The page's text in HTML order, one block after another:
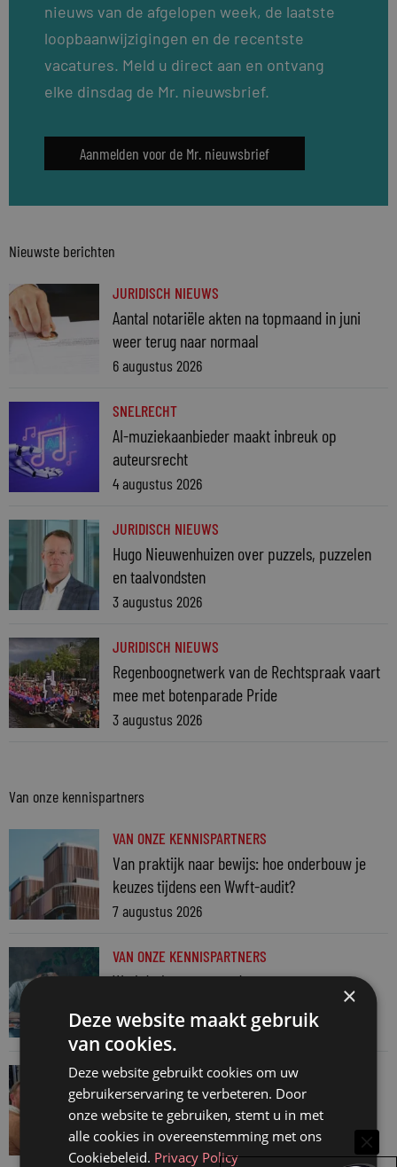
nieuws van de afgelopen week, de laatste
loopbaanwijzigingen en de recentste
vacatures. Meld u direct aan en ontvang
elke dinsdag de Mr. nieuwsbrief.
Aanmelden voor de Mr. nieuwsbrief
Nieuwste berichten
JURIDISCH NIEUWS
Aantal notariële akten na topmaand in juni
weer terug naar normaal
6 augustus 2026
SNELRECHT
AI-muziekaanbieder maakt inbreuk op
auteursrecht
4 augustus 2026
JURIDISCH NIEUWS
Hugo Nieuwenhuizen over puzzels, puzzelen
en taalvondsten
3 augustus 2026
JURIDISCH NIEUWS
Regenboognetwerk van de Rechtspraak vaart
mee met botenparade Pride
3 augustus 2026
Van onze kennispartners
VAN ONZE KENNISPARTNERS
Van praktijk naar bewijs: hoe onderbouw je
keuzes tijdens een Wwft-audit?
7 augustus 2026
VAN ONZE KENNISPARTNERS
Werkdruk zegt meer dan urennormen
VAN ONZE KENNISPARTNERS
Martin Woodward: waarom geen enkel
advocatenkantoor hetzelfde kan blijven
4 augustus 2026
×
Deze website maakt gebruik
van cookies.
Deze website gebruikt cookies om uw
gebruikerservaring te verbeteren. Door
onze website te gebruiken, stemt u in met
alle cookies in overeenstemming met ons
Cookiebeleid. Privacy Policy